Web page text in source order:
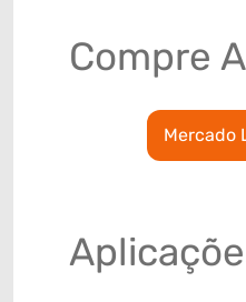
Compre
Mercado